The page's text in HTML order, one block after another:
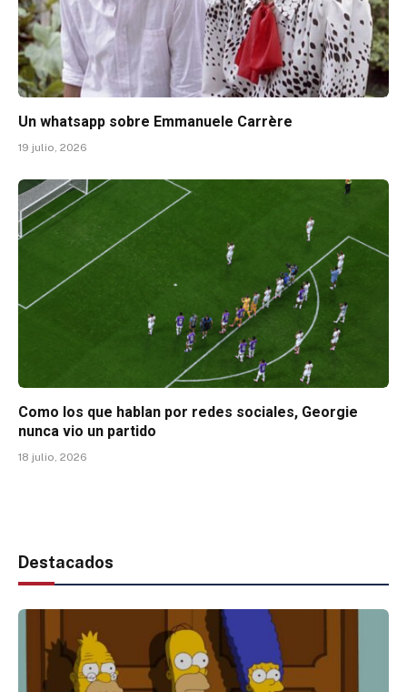
Un whatsapp sobre Emmanuele Carrère
19 julio, 2026
Como los que hablan por redes sociales, Georgie
nunca vio un partido
18 julio, 2026
Destacados